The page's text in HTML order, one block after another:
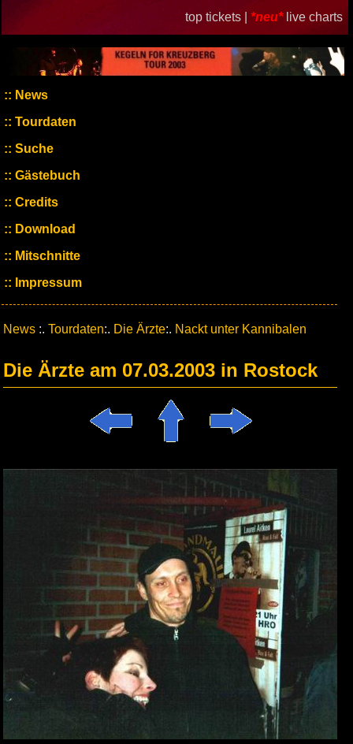
top tickets | *neu* live charts
News
Tourdaten
Suche
Gästebuch
Credits
Download
Mitschnitte
Impressum
News :. Tourdaten:. Die Ärzte:. Nackt unter Kannibalen
Die Ärzte am 07.03.2003 in Rostock